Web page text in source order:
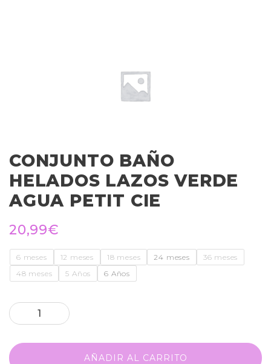
CONJUNTO BAÑO
HELADOS LAZOS VERDE
AGUA PETIT CIE
20,99€
6 meses 12 meses 18 meses 24 meses
36 meses
48 meses
5 Años 6 Años
AÑADIR AL CARRITO